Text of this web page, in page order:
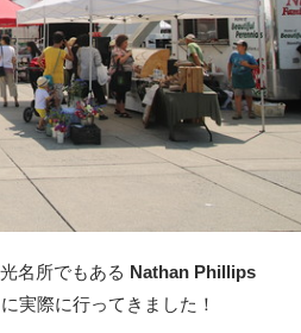
名所でもある Nathan Phillips
に実際に行ってきました！